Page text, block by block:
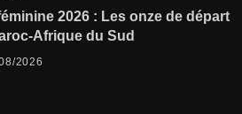
2026 : Les onze de départ
Afrique du Sud
2026